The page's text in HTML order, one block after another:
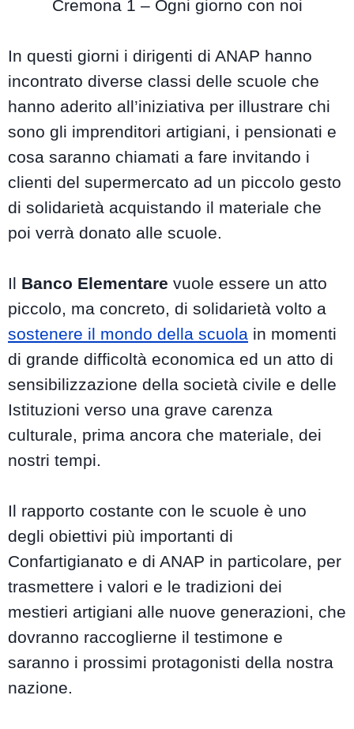
Cremona 1 – Ogni giorno con noi
In questi giorni i dirigenti di ANAP hanno
incontrato diverse classi delle scuole che
hanno aderito all’iniziativa per illustrare chi
sono gli imprenditori artigiani, i pensionati e
cosa saranno chiamati a fare invitando i
clienti del supermercato ad un piccolo gesto
di solidarietà acquistando il materiale che
poi verrà donato alle scuole.
Il Banco Elementare vuole essere un atto
piccolo, ma concreto, di solidarietà volto a
sostenere il mondo della scuola in momenti
di grande difficoltà economica ed un atto di
sensibilizzazione della società civile e delle
Istituzioni verso una grave carenza
culturale, prima ancora che materiale, dei
nostri tempi.
Il rapporto costante con le scuole è uno
degli obiettivi più importanti di
Confartigianato e di ANAP in particolare, per
trasmettere i valori e le tradizioni dei
mestieri artigiani alle nuove generazioni, che
dovranno raccoglierne il testimone e
saranno i prossimi protagonisti della nostra
nazione.